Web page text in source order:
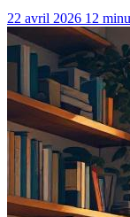
22 avril 2026 12